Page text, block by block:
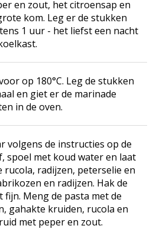
en zout, het citroensap en
kom. Leg er de stukken
1 uur - het liefst een nacht
op 180°C. Leg de stukken
en giet er de marinade
in de oven.
volgens de instructies op de
spoel met koud water en laat
rucola, radijzen, peterselie en
en radijzen. Hak de
Meng de pasta met de
gahakte kruiden, rucola en
met peper en zout.